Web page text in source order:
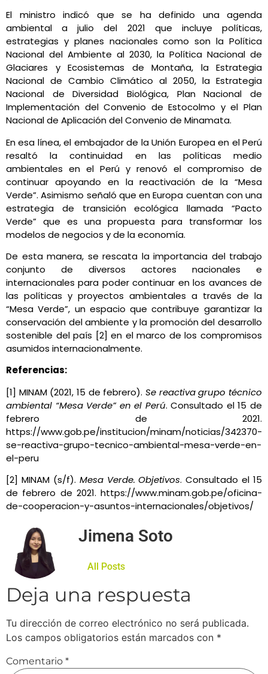
El ministro indicó que se ha definido una agenda
ambiental a julio del 2021 que incluye políticas,
estrategias y planes nacionales como son la Política
Nacional del Ambiente al 2030, la Política Nacional de
Glaciares y Ecosistemas de Montaña, la Estrategia
Nacional de Cambio Climático al 2050, la Estrategia
Nacional de Diversidad Biológica, Plan Nacional de
Implementación del Convenio de Estocolmo y el Plan
Nacional de Aplicación del Convenio de Minamata.
En esa línea, el embajador de la Unión Europea en el Perú
resaltó la continuidad en las políticas medio
ambientales en el Perú y renovó el compromiso de
continuar apoyando en la reactivación de la “Mesa
Verde”. Asimismo señaló que en Europa cuentan con una
estrategia de transición ecológica llamada “Pacto
Verde” que es una propuesta para transformar los
modelos de negocios y de la economía.
De esta manera, se rescata la importancia del trabajo
conjunto de diversos actores nacionales e
internacionales para poder continuar en los avances de
las políticas y proyectos ambientales a través de la
“Mesa Verde”, un espacio que contribuye garantizar la
conservación del ambiente y la promoción del desarrollo
sostenible del país [2] en el marco de los compromisos
asumidos internacionalmente.
Referencias:
[1] MINAM (2021, 15 de febrero). Se reactiva grupo técnico
ambiental “Mesa Verde” en el Perú. Consultado el 15 de
febrero de 2021.
https://www.gob.pe/institucion/minam/noticias/342370-
se-reactiva-grupo-tecnico-ambiental-mesa-verde-en-
el-peru
[2] MINAM (s/f). Mesa Verde. Objetivos. Consultado el 15
de febrero de 2021. https://www.minam.gob.pe/oficina-
de-cooperacion-y-asuntos-internacionales/objetivos/
Jimena Soto
All Posts
Deja una respuesta
Tu dirección de correo electrónico no será publicada.
Los campos obligatorios están marcados con *
Comentario *